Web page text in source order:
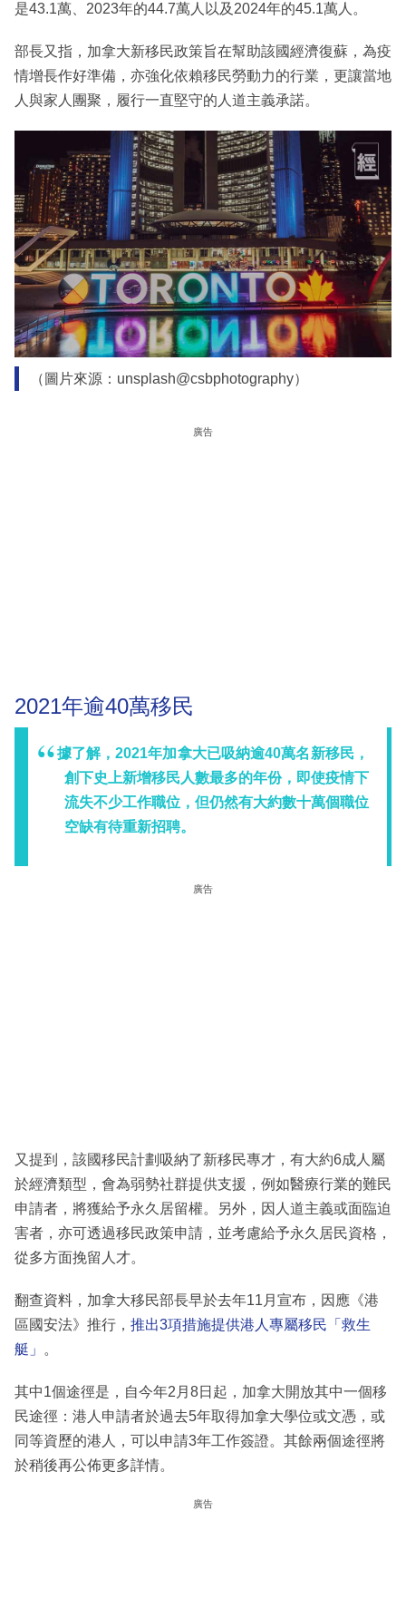
是43.1萬、2023年的44.7萬人以及2024年的45.1萬人。
部長又指，加拿大新移民政策旨在幫助該國經濟復蘇，為疫
情增長作好準備，亦強化依賴移民勞動力的行業，更讓當地
人與家人團聚，履行一直堅守的人道主義承諾。
（圖片來源：unsplash@csbphotography）
廣告
2021年逾40萬移民
據了解，2021年加拿大已吸納逾40萬名新移民，
創下史上新增移民人數最多的年份，即使疫情下
流失不少工作職位，但仍然有大約數十萬個職位
空缺有待重新招聘。
廣告
又提到，該國移民計劃吸納了新移民專才，有大約6成人屬
於經濟類型，會為弱勢社群提供支援，例如醫療行業的難民
申請者，將獲給予永久居留權。另外，因人道主義或面臨迫
害者，亦可透過移民政策申請，並考慮給予永久居民資格，
從多方面挽留人才。
翻查資料，加拿大移民部長早於去年11月宣布，因應《港
區國安法》推行， 推出3項措施提供港人專屬移民「救生
艇」
。
其中1個途徑是，自今年2月8日起，加拿大開放其中一個移
民途徑：港人申請者於過去5年取得加拿大學位或文憑，或
同等資歷的港人，可以申請3年工作簽證。其餘兩個途徑將
於稍後再公佈更多詳情。
廣告